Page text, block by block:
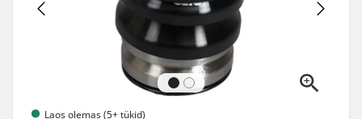
Laos olemas (5+ tükid)